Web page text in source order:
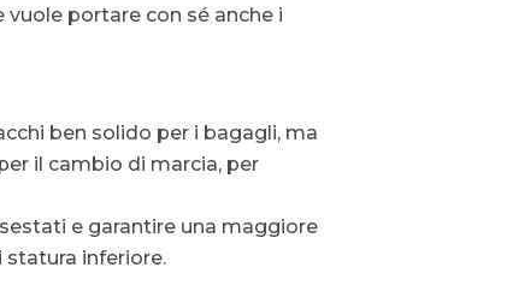
vuole portare con sé anche i
ben solido per i bagagli, ma
il cambio di marcia, per
e garantire una maggiore
statura inferiore.